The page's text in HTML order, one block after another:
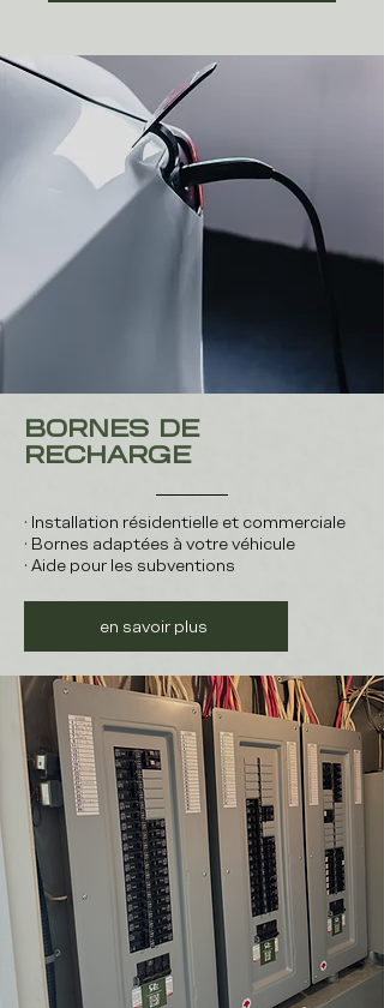
BORNES DE
RECHARGE
• Installation résidentielle et commerciale
• Bornes adaptées à votre véhicule
• Aide pour les subventions
en savoir plus